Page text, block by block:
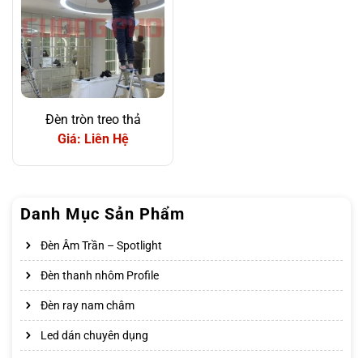
Danh Mục Sản Phẩm
Đèn Âm Trần – Spotlight
Đèn thanh nhôm Profile
Đèn ray nam châm
Led dán chuyên dụng
Đèn tròn treo thả
Giá: Liên Hệ